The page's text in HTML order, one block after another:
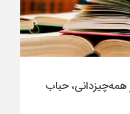
همه‌چیزدانی، حباب